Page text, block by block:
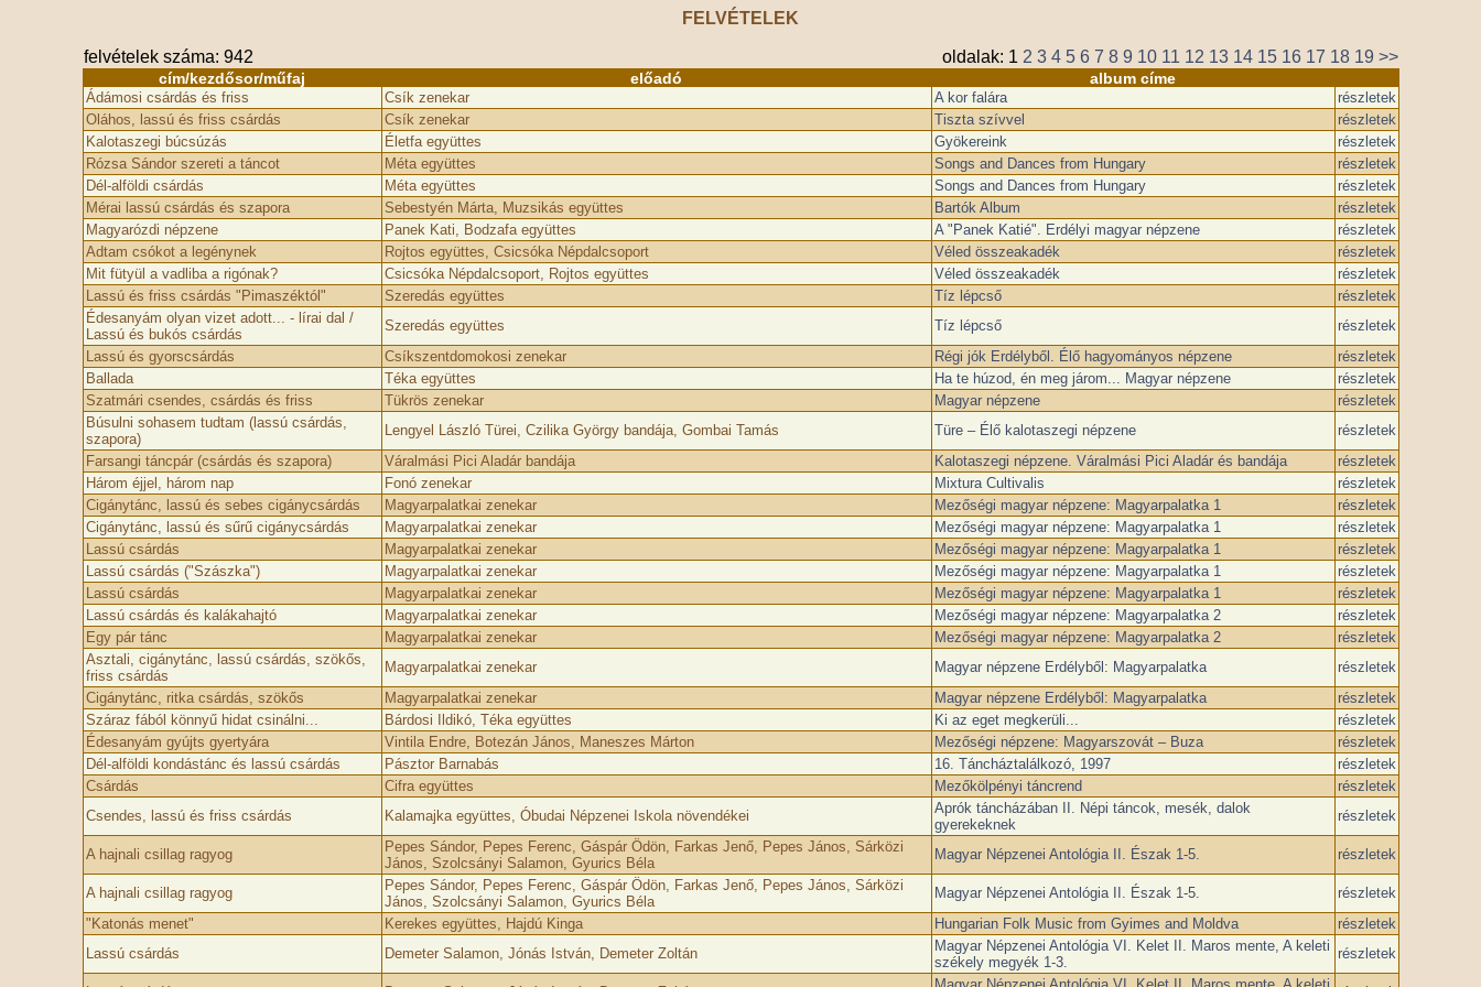
FELVÉTELEK
felvételek száma: 942 oldalak: 1 2 3 4 5 6 7 8 9 10 11 12 13 14 15 16 17 18 19 >>
cím/kezdősor/műfaj előadó album címe
Ádámosi csárdás és friss Csík zenekar A kor falára
részletek
Oláhos, lassú és friss csárdás
Csík zenekar Tiszta szívvel
részletek
Kalotaszegi búcsúzás
Életfa együttes Gyökereink
részletek
Rózsa Sándor szereti a táncot
Méta együttes Songs and Dances from Hungary
részletek
Dél-alföldi csárdás
Méta együttes Songs and Dances from Hungary
részletek
Mérai lassú csárdás és szapora
Sebestyén Márta, Muzsikás együttes Bartók Album
részletek
Magyarózdi népzene
Panek Kati, Bodzafa együttes A "Panek Katié". Erdélyi magyar népzene
részletek
Adtam csókot a legénynek
Rojtos együttes, Csicsóka Népdalcsoport Véled összeakadék
részletek
Mit fütyül a vadliba a rigónak?
Csicsóka Népdalcsoport, Rojtos együttes Véled összeakadék
részletek
Lassú és friss csárdás "Pimaszéktól"
Szeredás együttes Tíz lépcső
részletek
Édesanyám olyan vizet adott... - lírai dal /
Lassú és bukós csárdás
Szeredás együttes Tíz lépcső
részletek
Lassú és gyorscsárdás
Csíkszentdomokosi zenekar Régi jók Erdélyből. Élő hagyományos népzene
részletek
Ballada
Téka együttes Ha te húzod, én meg járom... Magyar népzene
részletek
Szatmári csendes, csárdás és friss
Tükrös zenekar Magyar népzene
részletek
Búsulni sohasem tudtam (lassú csárdás,
szapora)
Lengyel László Türei, Czilika György bandája, Gombai Tamás Türe – Élő kalotaszegi népzene
részletek
Farsangi táncpár (csárdás és szapora)
Váralmási Pici Aladár bandája Kalotaszegi népzene. Váralmási Pici Aladár és bandája
részletek
Három éjjel, három nap
Fonó zenekar Mixtura Cultivalis
részletek
Cigánytánc, lassú és sebes cigánycsárdás
Magyarpalatkai zenekar Mezőségi magyar népzene: Magyarpalatka 1
részletek
Cigánytánc, lassú és sűrű cigánycsárdás
Magyarpalatkai zenekar Mezőségi magyar népzene: Magyarpalatka 1
részletek
Lassú csárdás
Magyarpalatkai zenekar Mezőségi magyar népzene: Magyarpalatka 1
részletek
Lassú csárdás ("Szászka")
Magyarpalatkai zenekar Mezőségi magyar népzene: Magyarpalatka 1
részletek
Lassú csárdás
Magyarpalatkai zenekar Mezőségi magyar népzene: Magyarpalatka 1
részletek
Lassú csárdás és kalákahajtó
Magyarpalatkai zenekar Mezőségi magyar népzene: Magyarpalatka 2
részletek
Egy pár tánc
Magyarpalatkai zenekar Mezőségi magyar népzene: Magyarpalatka 2
részletek
Asztali, cigánytánc, lassú csárdás, szökős,
friss csárdás
Magyarpalatkai zenekar Magyar népzene Erdélyből: Magyarpalatka
részletek
Cigánytánc, ritka csárdás, szökős
Magyarpalatkai zenekar Magyar népzene Erdélyből: Magyarpalatka
részletek
Száraz fából könnyű hidat csinálni...
Bárdosi Ildikó, Téka együttes Ki az eget megkerüli...
részletek
Édesanyám gyújts gyertyára
Vintila Endre, Botezán János, Maneszes Márton Mezőségi népzene: Magyarszovát – Buza
részletek
Dél-alföldi kondástánc és lassú csárdás
Pásztor Barnabás 16. Táncháztalálkozó, ­1997
részletek
Csárdás
Cifra együttes Mezőkölpényi táncrend
részletek
Csendes, lassú és friss csárdás
Kalamajka együttes, Óbudai Népzenei Iskola növendékei
Aprók táncházában II. Népi táncok, mesék, dalok
gyerekeknek
részletek
A hajnali csillag ragyog
Pepes Sándor, Pepes Ferenc, Gáspár Ödön, Farkas Jenő, Pepes János, Sárközi
János, Szolcsányi Salamon, Gyurics Béla
Magyar Népzenei Antológia II. Észak 1-5. részletek
A hajnali csillag ragyog
Pepes Sándor, Pepes Ferenc, Gáspár Ödön, Farkas Jenő, Pepes János, Sárközi
János, Szolcsányi Salamon, Gyurics Béla
Magyar Népzenei Antológia II. Észak 1-5.
részletek
"Katonás menet"
Kerekes együttes, Hajdú Kinga Hungarian Folk Music from Gyimes and Moldva
részletek
Lassú csárdás
Demeter Salamon, Jónás István, Demeter Zoltán
Magyar Népzenei Antológia VI. Kelet II. Maros mente, A keleti
székely megyék 1-3.
részletek